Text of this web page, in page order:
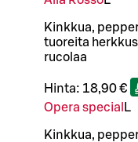
Kinkkua,
tuoreita
rucolaa
Hinta: 18,90 €
Opera special L
Kinkkua,